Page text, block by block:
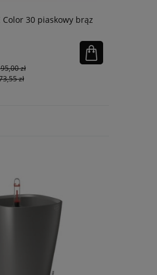
Color 30 piaskowy brąz
zł
zł